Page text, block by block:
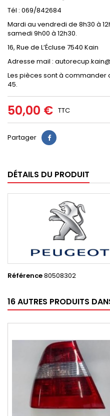
Tél : 069/842684
Mardi au vendredi de 8h30 à
samedi 9h00 à 12h30.
16, Rue de L’Écluse 7540 Kain
Adresse mail :
Les pièces sont à commander
45.
50,00 € TTC
Partager
DÉTAILS DU PRODUIT
Référence80508302
16 AUTRES PRODUITS